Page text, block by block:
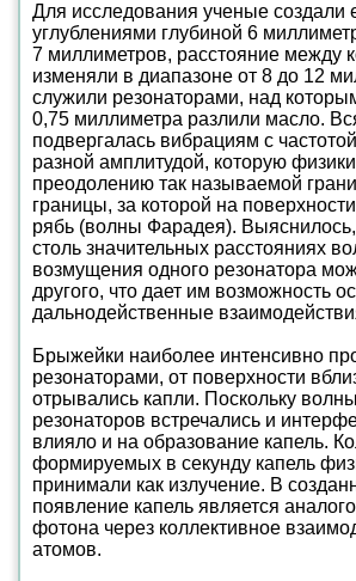
Для исследования ученые создали
углублениями глубиной 6
7 миллиметров, расстояние между
изменяли в диапазоне от 8 до 12
служили резонаторами, над
0,75 миллиметра разлили масло.
подвергалась вибрациям с
разной амплитудой, которую
преодолению так называемой
границы, за которой на
рябь (волны Фарадея).
столь значительных расстояниях
возмущения одного резонатора
другого, что дает им возможность
дальнодейственные
Брыжейки наиболее интенсивно
резонаторами, от поверхности
отрывались капли. Поскольку
резонаторов встречались и
влияло и на образование капель.
формируемых в секунду капель
принимали как излучение. В
появление капель является
фотона через коллективное
атомов.